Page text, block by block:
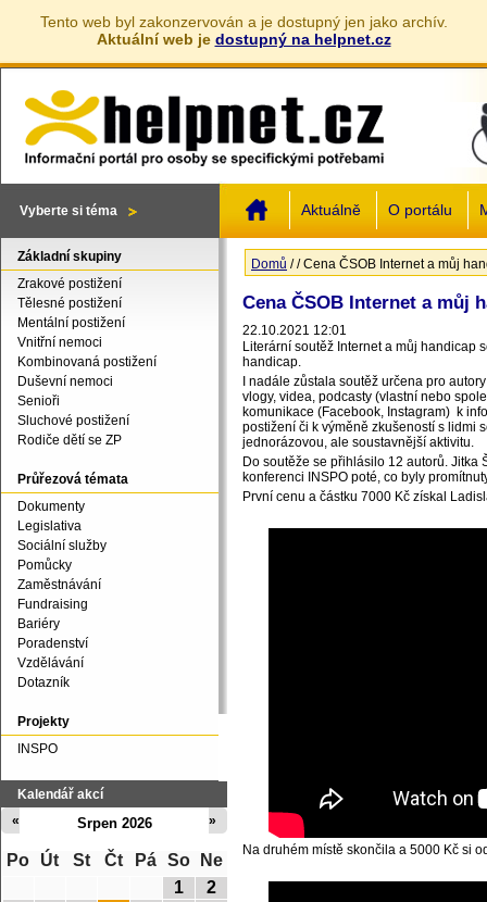
Tento web byl zakonzervován a je dostupný jen jako archív.
Aktuální web je dostupný na helpnet.cz
Vyberte si téma Aktuálně O portálu
Jste zde
Domů //Cena ČSOB Internet a můj
Cena ČSOB Internet a můj
22.10.2021 12:01
Literární soutěž Internet a můj handicap
handicap.
I nadále zůstala soutěž určena pro
vlogy, videa, podcasty (vlastní nebo
komunikace (Facebook, Instagram) k
postižení či k výměně zkušeností s lidmi
jednorázovou, ale soustavnější aktivitu.
Do soutěže se přihlásilo 12 autorů.
konferenci INSPO poté, co byly
První cenu a částku 7000 Kč získal
Na druhém místě skončila a 5000 Kč si
Základní skupiny
Zrakové postižení
Tělesné postižení
Mentální postižení
Vnitřní nemoci
Kombinovaná postižení
Duševní nemoci
Senioři
Sluchové postižení
Rodiče dětí se ZP
Průřezová témata
Dokumenty
Legislativa
Sociální služby
Pomůcky
Zaměstnávání
Fundraising
Bariéry
Poradenství
Vzdělávání
Dotazník
Projekty
INSPO
Kalendář akcí
Srpen 2026
« »
Po Út St Čt Pá So
Ne
1
2